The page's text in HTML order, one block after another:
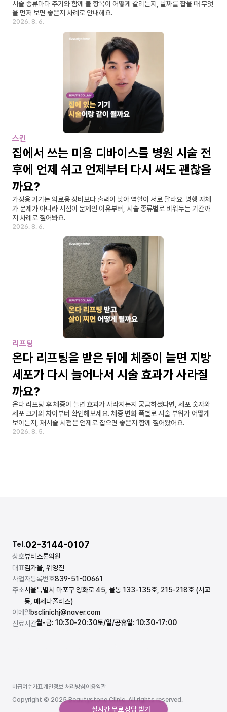
시술 종류마다 주기와 함께 볼 항목이 어떻게 갈리는지, 날짜를 잡을 때 무엇
을 먼저 보면 좋은지 차례로 안내해요.
2026. 8. 6.
스킨
집에서 쓰는 미용 디바이스를 병원 시술 전
후에 언제 쉬고 언제부터 다시 써도 괜찮을
까요?
가정용 기기는 의료용 장비보다 출력이 낮아 역할이 서로 달라요. 병행 자체
가 문제가 아니라 시점이 문제인 이유부터, 시술 종류별로 비워두는 기간까
지 차례로 짚어봐요.
2026. 8. 6.
리프팅
온다 리프팅을 받은 뒤에 체중이 늘면 지방
세포가 다시 늘어나서 시술 효과가 사라질
까요?
온다 리프팅 후 체중이 늘면 효과가 사라지는지 궁금하셨다면, 세포 숫자와
세포 크기의 차이부터 확인해보세요. 체중 변화 폭별로 시술 부위가 어떻게
보이는지, 재시술 시점은 언제로 잡으면 좋은지 함께 짚어봤어요.
2026. 8. 5.
상호뷰티스톤의원
대표김가을, 위영진
사업자등록번호839-51-00661
주소서울특별시 마포구 양화로 45, 몰동 133-135호, 215-218호 (서교
동, 메세나폴리스)
이메일bsclinichj@naver.com
진료시간월-금: 10:30-20:30토/일/공휴일: 10:30-17:00
Tel.02-3144-0107
Copyright © 2025 Beautystone Clinic. All rights reserved.
비급여수가표
비급여수가표
개인정보 처리방침
개인정보 처리방침
이용약관
이용약관
실시간 무료 상담 받기